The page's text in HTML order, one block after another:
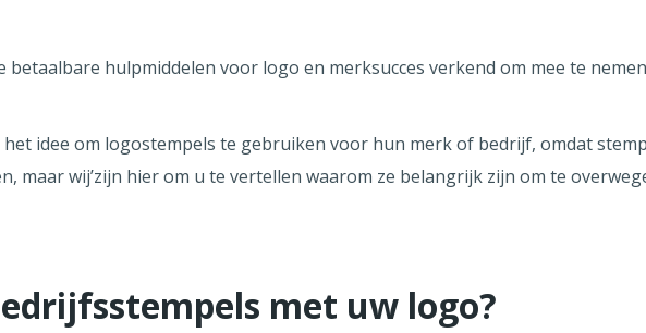
betaalbare hulpmiddelen voor logo en merksucces verkend om mee te
idee om logostempels te gebruiken voor hun merk of bedrijf, omdat
maar wij’zijn hier om u te vertellen waarom ze belangrijk zijn om te
met uw logo?